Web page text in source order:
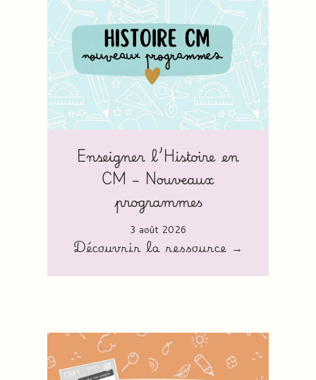
Enseigner l’Histoire en
CM – Nouveaux
programmes
3 août 2026
Découvrir la ressource →